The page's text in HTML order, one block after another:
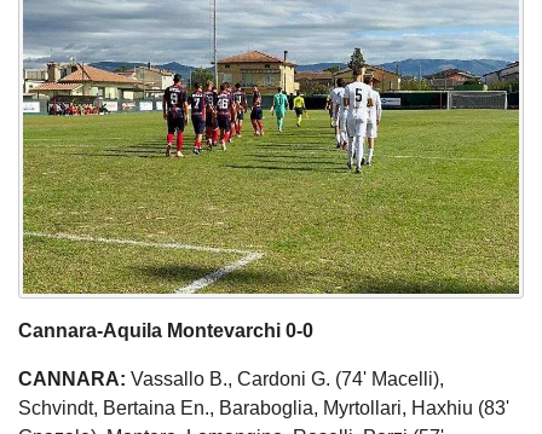
Cannara-Aquila Montevarchi 0-0
CANNARA: Vassallo B., Cardoni G. (74' Macelli),
Schvindt, Bertaina En., Baraboglia, Myrtollari, Haxhiu (83'